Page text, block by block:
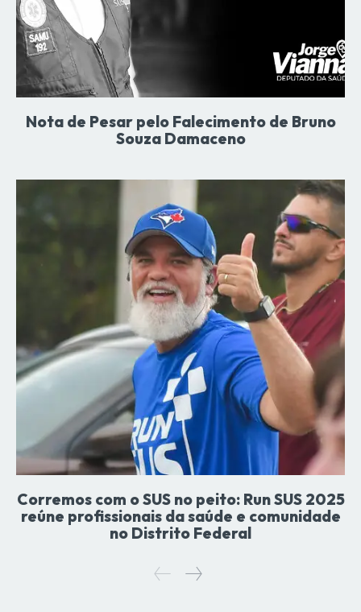
Nota de Pesar pelo Falecimento de Bruno
Souza Damaceno
Corremos com o SUS no peito: Run SUS 2025
reúne profissionais da saúde e comunidade
no Distrito Federal